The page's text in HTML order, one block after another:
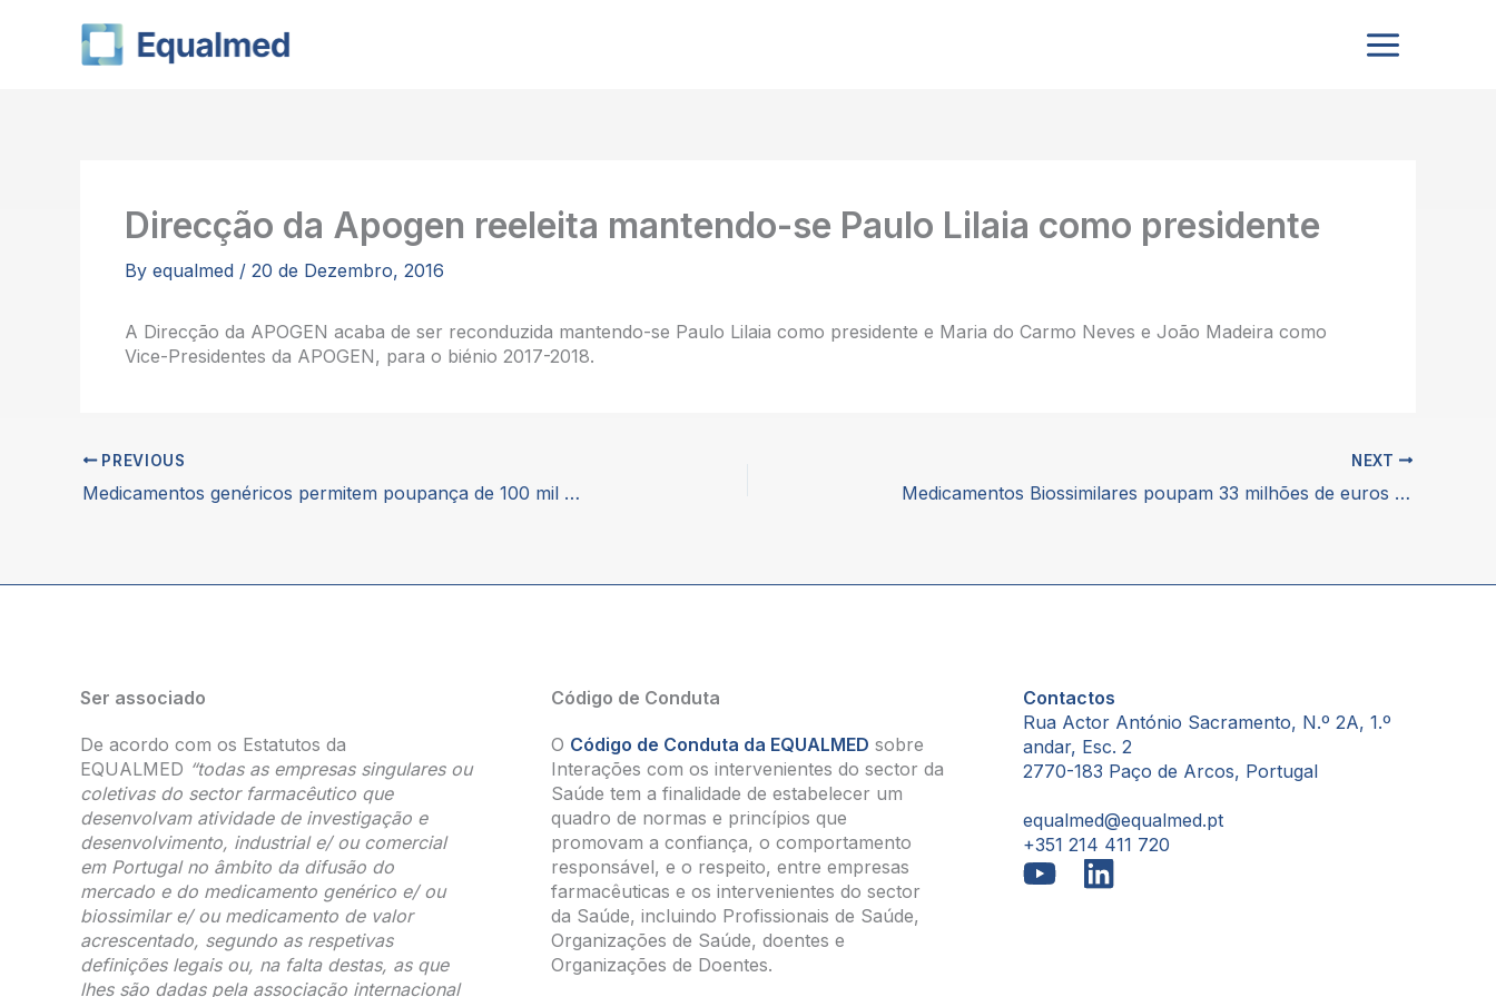
Direcção da Apogen reeleita mantendo-se Paulo Lilaia como presidente
By equalmed / 20 de Dezembro, 2016
A Direcção da APOGEN acaba de ser reconduzida mantendo-se Paulo Lilaia como presidente e Maria do Carmo Neves e João Madeira como
Vice-Presidentes da APOGEN, para o biénio 2017-2018.
PREVIOUS
Medicamentos genéricos permitem poupança de 100 mil milhões de euros por ano a países europeus
NEXT
Medicamentos Biossimilares poupam 33 milhões de euros a países europeus
Ser associado
De acordo com os Estatutos da
EQUALMED “todas as empresas singulares ou
coletivas do sector farmacêutico que
desenvolvam atividade de investigação e
desenvolvimento, industrial e/ ou comercial
em Portugal no âmbito da difusão do
mercado e do medicamento genérico e/ ou
biossimilar e/ ou medicamento de valor
acrescentado, segundo as respetivas
definições legais ou, na falta destas, as que
lhes são dadas pela associação internacional
Código de Conduta
O Código de Conduta da EQUALMED sobre
Interações com os intervenientes do sector da
Saúde tem a finalidade de estabelecer um
quadro de normas e princípios que
promovam a confiança, o comportamento
responsável, e o respeito, entre empresas
farmacêuticas e os intervenientes do sector
da Saúde, incluindo Profissionais de Saúde,
Organizações de Saúde, doentes e
Organizações de Doentes.
Contactos
Rua Actor António Sacramento, N.º 2A, 1.º
andar, Esc. 2
2770-183 Paço de Arcos, Portugal
equalmed@equalmed.pt
+351 214 411 720